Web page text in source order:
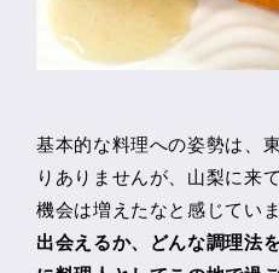
基本的な料理への姿勢は、
りありませんが、山梨に来
機会は増えたなと感じていま
出会えるか、どんな調理法